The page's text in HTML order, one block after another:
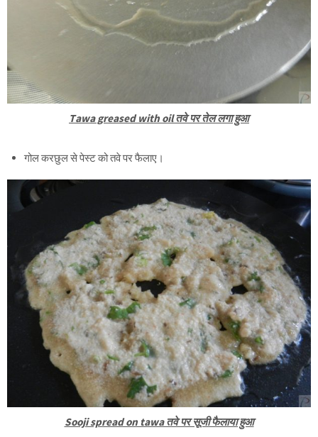
Tawa greased with oil तवे पर तेल लगा हुआ
गोल करछुल से पेस्ट को तवे पर फैलाए।
Sooji spread on tawa तवे पर सूजी फैलाया हुआ